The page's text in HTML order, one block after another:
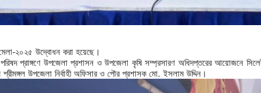
মেলা-২০২৫ উদ্বোধন করা হয়েছে।
প্রাঙ্গণে উপজেলা প্রশাসন ও উপজেলা কৃষি সম্প্রসারণ অধিদপ্তরের আয়োজনে
উপজেলা নির্বাহী অফিসার ও পৌর প্রশাসক মো. ইসলাম উদ্দিন।